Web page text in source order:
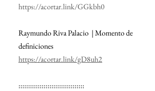
https://acortar.link/GGkbh0
Raymundo Riva Palacio  | Momento de
definiciones
https://acortar.link/gD8uh2
::::::::::::::::::::::::::::::::::